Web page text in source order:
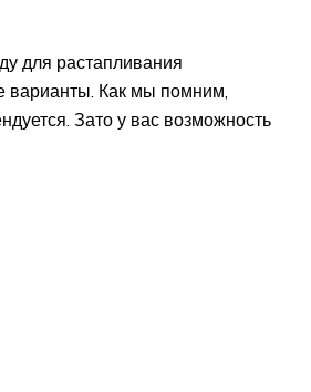
для растапливания
варианты. Как мы помним,
Зато у вас возможность